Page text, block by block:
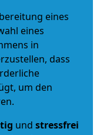
eines
eines
in
dass
um den
und stressfrei